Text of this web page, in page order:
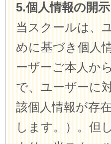
5.個人情報の開示
当スクールは、
めに基づき個人
ーザーご本人か
で、ユーザーに
該個人情報が存
します。）。但